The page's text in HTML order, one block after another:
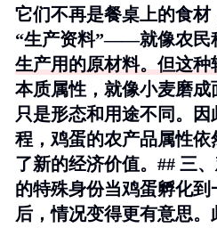
它们不再是餐桌上的食
“生产资料”——就像农民
生产用的原材料。但这
本质属性，就像小麦磨成
只是形态和用途不同。
程，鸡蛋的农产品属性
了新的经济价值。## 三
的特殊身份当鸡蛋孵化
后，情况变得更有意思